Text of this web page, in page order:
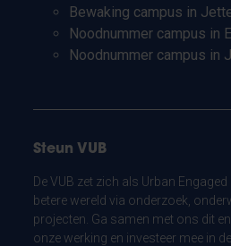
Bewaking campus in
Noodnummer campus in
Noodnummer campus in
Steun VUB
De VUB zet zich als Urban
betere wereld via onderzoek,
projecten. Ga samen met ons dit
onze werking en investeer mee in